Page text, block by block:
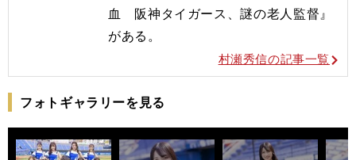
血 阪神タイガース、謎の老人監督』
がある。
村瀬秀信の記事一覧
フォトギャラリーを見る